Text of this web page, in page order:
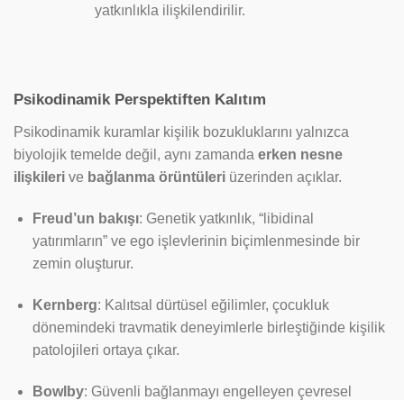
yatkınlıkla ilişkilendirilir.
Psikodinamik Perspektiften Kalıtım
Psikodinamik kuramlar kişilik bozukluklarını yalnızca
biyolojik temelde değil, aynı zamanda erken nesne
ilişkileri ve bağlanma örüntüleri üzerinden açıklar.
Freud’un bakışı: Genetik yatkınlık, “libidinal
yatırımların” ve ego işlevlerinin biçimlenmesinde bir
zemin oluşturur.
Kernberg: Kalıtsal dürtüsel eğilimler, çocukluk
dönemindeki travmatik deneyimlerle birleştiğinde kişilik
patolojileri ortaya çıkar.
Bowlby: Güvenli bağlanmayı engelleyen çevresel